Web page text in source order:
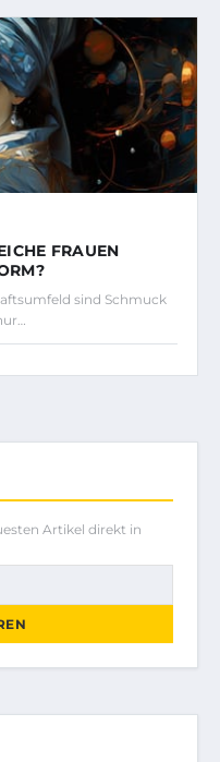
FRAUEN
sind Schmuck
Artikel direkt in